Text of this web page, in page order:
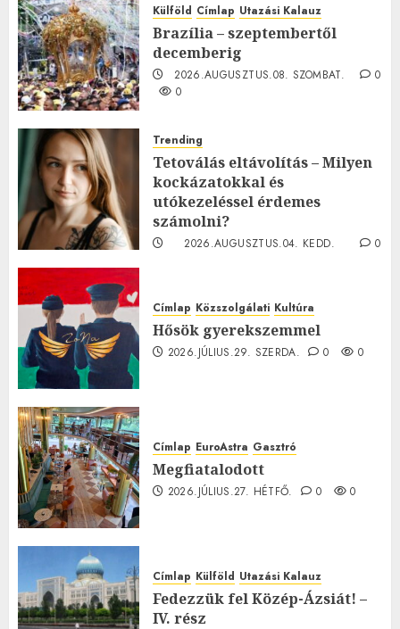
Külföld Címlap Utazási Kalauz
Brazília – szeptembertől
decemberig
2026.AUGUSZTUS.08. SZOMBAT.
0
0
Trending
Tetoválás eltávolítás – Milyen
kockázatokkal és
utókezeléssel érdemes
számolni?
2026.AUGUSZTUS.04. KEDD.
0
Címlap Közszolgálati Kultúra
Hősök gyerekszemmel
2026.JÚLIUS.29. SZERDA. 0 0
Címlap EuroAstra Gasztró
Megfiatalodott
2026.JÚLIUS.27. HÉTFŐ. 0 0
Címlap Külföld Utazási Kalauz
Fedezzük fel Közép-Ázsiát! –
IV. rész